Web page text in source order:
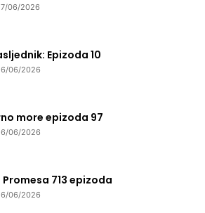
06/2026
Epizoda 10
06/2026
more epizoda 97
06/2026
Promesa 713 epizoda
06/2026